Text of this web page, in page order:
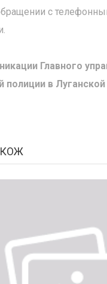
с
Главного
полиции в